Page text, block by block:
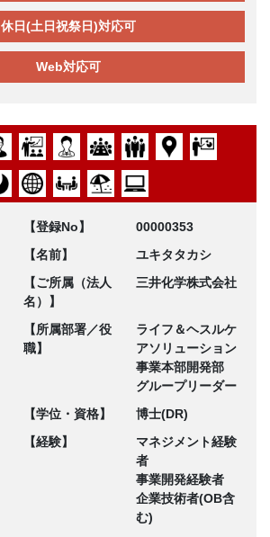
休日(土日祝祭日)対応可
Web対応可
【登録No】
00000353
【名前】
ユキタタカシ
【ご所属（法人
名）】
三井化学株式会社
【所属部署／役
職】
ライフ＆ヘスルケ
アソリューション
事業本部開発部
グループリーダー
【学位・資格】
博士(DR)
【経験】
マネジメント経験
者
事業開発経験者
企業技術者(OB含
む)